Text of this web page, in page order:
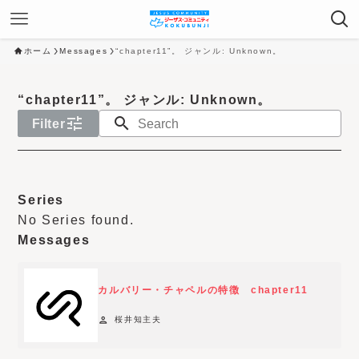
ホーム Messages “chapter11”。 ジャンル: Unknown。
“chapter11”。 ジャンル: Unknown。
Filtertune search
o
y
e
Series
No Series found.
Messages
カルバリー・チャペルの特徴 chapter11
person 桜井知主夫